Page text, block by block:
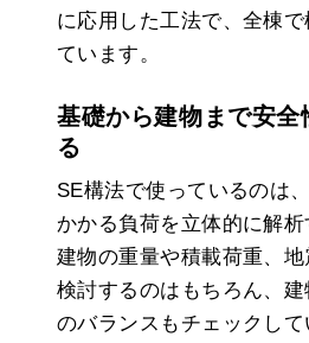
に応用した工法で、全棟
ています。
基礎から建物まで安全
る
SE構法で使っているのは
かかる負荷を立体的に解析
建物の重量や積載荷重、
検討するのはもちろん、
のバランスもチェックし